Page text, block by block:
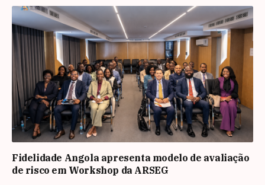
Fidelidade Angola apresenta modelo de avaliação
de risco em Workshop da ARSEG